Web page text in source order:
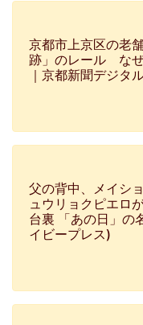
京都市上京区の老
跡」のレール な
｜京都新聞デジタ
父の背中、メイシ
ュウリョクピエロ
台裏 「あの日」の
イビープレス)